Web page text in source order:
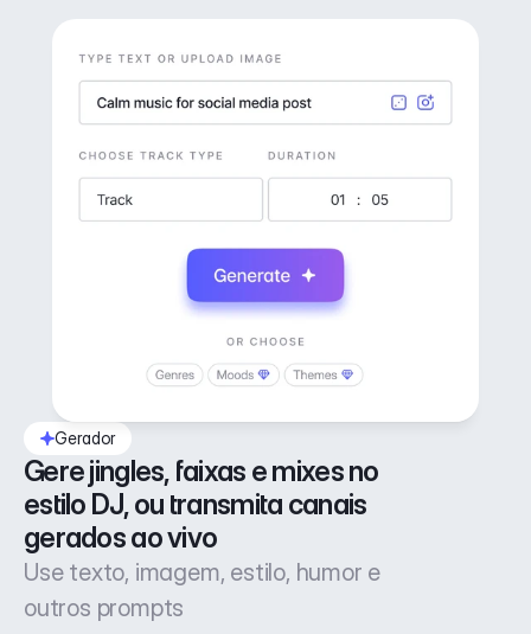
Gerador
Gere jingles, faixas e mixes no
estilo DJ, ou transmita canais
gerados ao vivo
Use texto, imagem, estilo, humor e
outros prompts